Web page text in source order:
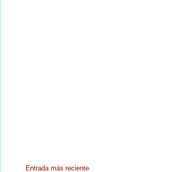
Entrada más reciente